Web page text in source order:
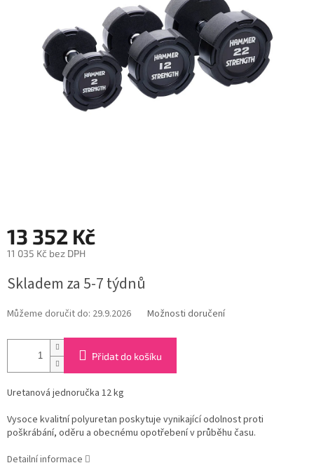
13 352 Kč
11 035 Kč bez DPH
cena:
Skladem za 5-7 týdnů
Můžeme doručit do: 29.9.2026 Možnosti doručení
Přidat do košíku
Uretanová jednoručka 12 kg
Vysoce kvalitní polyuretan poskytuje vynikající odolnost proti
poškrábání, oděru a obecnému opotřebení v průběhu času.
Detailní informace